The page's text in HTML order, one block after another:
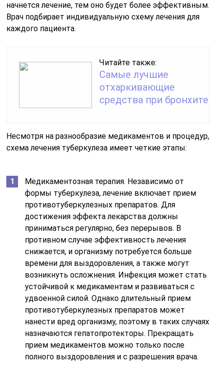
начнется лечение, тем оно будет более эффективным.
Врач подбирает индивидуальную схему лечения для
каждого пациента.
Читайте также:
Самые лучшие
отхаркивающие
средства при бронхите
Несмотря на разнообразие медикаментов и процедур,
схема лечения туберкулеза имеет четкие этапы:
Медикаментозная терапия. Независимо от
формы туберкулеза, лечение включает прием
противотуберкулезных препаратов. Для
достижения эффекта лекарства должны
приниматься регулярно, без перерывов. В
противном случае эффективность лечения
снижается, и организму потребуется больше
времени для выздоровления, а также могут
возникнуть осложнения. Инфекция может стать
устойчивой к медикаментам и развиваться с
удвоенной силой. Однако длительный прием
противотуберкулезных препаратов может
нанести вред организму, поэтому в таких случаях
назначаются гепатопротекторы. Прекращать
прием медикаментов можно только после
полного выздоровления и с разрешения врача.